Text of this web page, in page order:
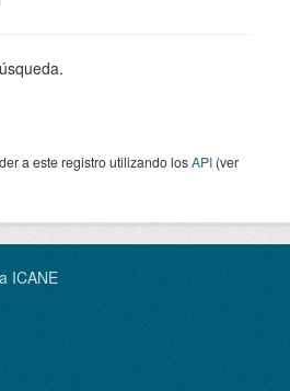
a este registro utilizando losAPI (ver
ICANE